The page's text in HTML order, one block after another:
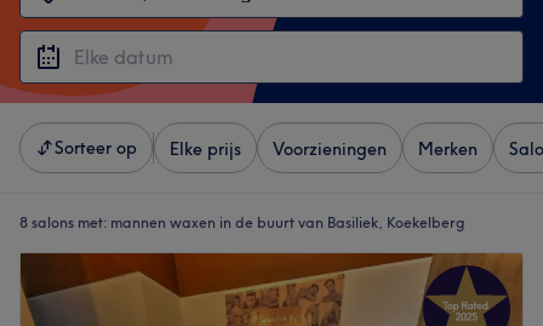
Sorteer op Elke prijs Voorzieningen Merken
8 salons met: mannen waxen in de buurt van Basiliek, Koekelberg